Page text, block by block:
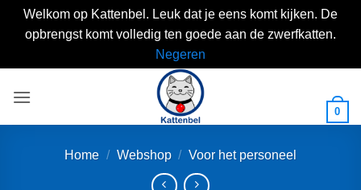
Welkom op Kattenbel. Leuk dat je eens komt kijken. De
opbrengst komt volledig ten goede aan de zwerfkatten.
Negeren
0
Home / Webshop / Voor het personeel